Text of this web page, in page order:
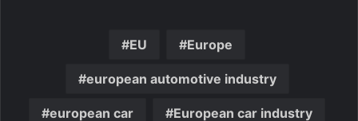
EU Europe
european automotive industry
european car European car industry